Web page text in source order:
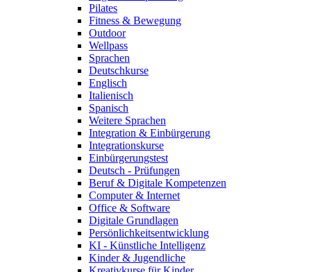
Pilates
Fitness & Bewegung
Outdoor
Wellpass
Sprachen
Deutschkurse
Englisch
Italienisch
Spanisch
Weitere Sprachen
Integration & Einbürgerung
Integrationskurse
Einbürgerungstest
Deutsch - Prüfungen
Beruf & Digitale Kompetenzen
Computer & Internet
Office & Software
Digitale Grundlagen
Persönlichkeitsentwicklung
KI - Künstliche Intelligenz
Kinder & Jugendliche